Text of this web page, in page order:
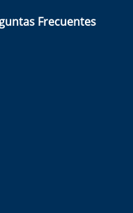
Frecuentes